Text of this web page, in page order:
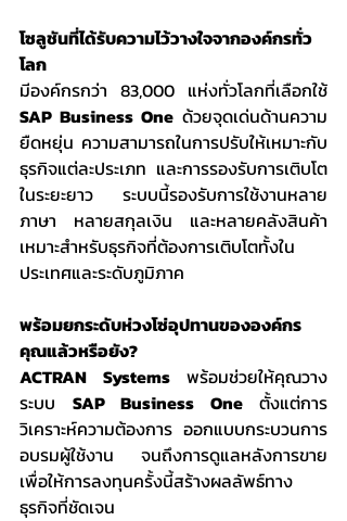
โซลูชันที่ได้รับความไว้วางใจจากองค์กรทั่ว
โลก
SAP Business One ด้วยจุดเด่นด้านความ
ยืดหยุ่น ความสามารถในการปรับให้เหมาะกับ
ธุรกิจแต่ละประเภท และการรองรับการเติบโต
ในระยะยาว ระบบนี้รองรับการใช้งานหลาย
ภาษา หลายสกุลเงิน และหลายคลังสินค้า
เหมาะสำหรับธุรกิจที่ต้องการเติบโตทั้งใน
ประเทศและระดับภูมิภาค
พร้อมยกระดับห่วงโซ่อุปทานขององค์กร
คุณแล้วหรือยัง?
ACTRAN Systems พร้อมช่วยให้คุณวาง
ระบบ SAP Business One ตั้งแต่การ
วิเคราะห์ความต้องการ ออกแบบกระบวนการ
อบรมผู้ใช้งาน จนถึงการดูแลหลังการขาย
เพื่อให้การลงทุนครั้งนี้สร้างผลลัพธ์ทาง
ธุรกิจที่ชัดเจน